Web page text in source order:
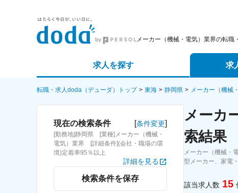
メーカー（機械・電気）業界の転職
求人を探す
詳細条件から探す
求人特集から探す
求
エージェン
スカウトサ
パートナー
転職・求人doda（デューダ）トップ 東海 静岡県 メーカー（機械
現在の検索条件 [条件変更]
[勤務地]静岡県 [業種]メーカー（機械・
電気）業界 [詳細条件](会社・職場の環
境)定着率95％以上
詳細を見る
検索条件を保存
メーカ
索結果
メーカー（機械・
型メーカー、家電
該当求人数 15